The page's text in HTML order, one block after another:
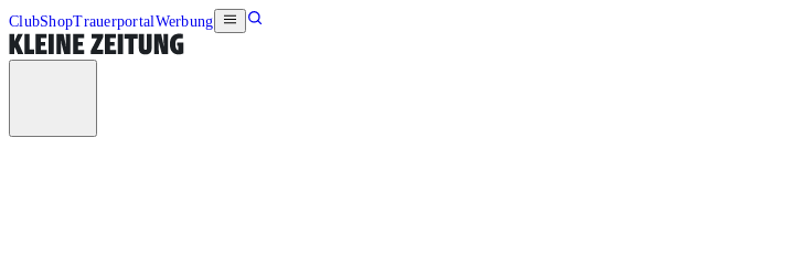
ClubShopTrauerportalWerbung